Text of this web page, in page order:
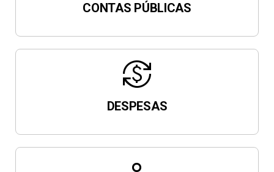
CONTAS PÚBLICAS
currency_exchange
DESPESAS